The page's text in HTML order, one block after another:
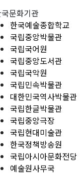
문화기관
한국예술종합학교
국립중앙박물관
국립국어원
국립중앙도서관
국립국악원
국립민속박물관
대한민국역사박물관
국립한글박물관
국립중앙극장
국립현대미술관
한국정책방송원
국립아시아문화전당
예술원사무국